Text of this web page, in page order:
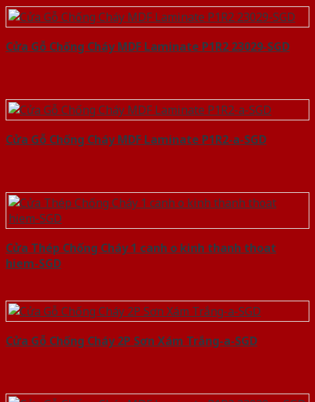
Cửa Gỗ Chống Cháy MDF Laminate P1R2 23029-SGD
Cửa Gỗ Chống Cháy MDF Laminate P1R2-a-SGD
Cửa Thép Chống Cháy 1 canh o kinh thanh thoat
hiem-SGD
Cửa Gỗ Chống Cháy 2P Sơn Xám Trắng-a-SGD